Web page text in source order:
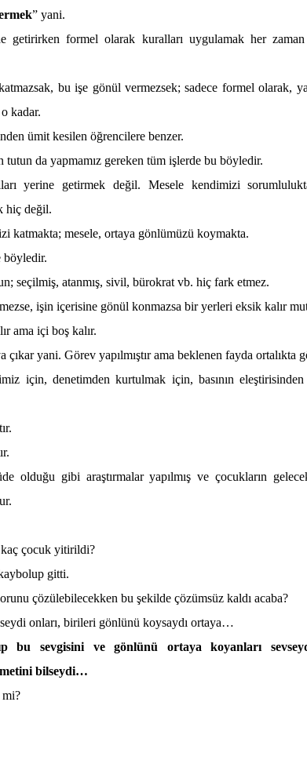
” yani.
getirirken formel olarak kuralları uygulamak her zaman
bu işe gönül vermezsek; sadece formel olarak,
kadar.
ümit kesilen öğrencilere benzer.
tutun da yapmamız gereken tüm işlerde bu böyledir.
yerine getirmek değil. Mesele kendimizi
hiç değil.
katmakta; mesele, ortaya gönlümüzü koymakta.
böyledir.
seçilmiş, atanmış, sivil, bürokrat vb. hiç fark etmez.
işin içerisine gönül konmazsa bir yerleri eksik kalır
ama içi boş kalır.
yani. Görev yapılmıştır ama beklenen fayda ortalıkta
için, denetimden kurtulmak için, basının
olduğu gibi araştırmalar yapılmış ve çocukların
çocuk yitirildi?
gitti.
çözülebilecekken bu şekilde çözümsüz kaldı acaba?
onları, birileri gönlünü koysaydı ortaya…
bu sevgisini ve gönlünü ortaya koyanları
bilseydi…